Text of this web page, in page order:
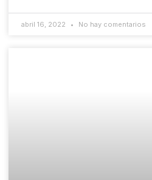
abril 16, 2022 No hay comentarios